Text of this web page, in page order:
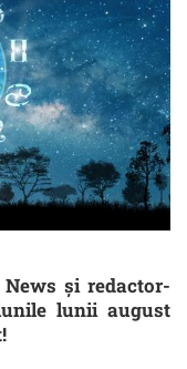
și redactor-
lunii august